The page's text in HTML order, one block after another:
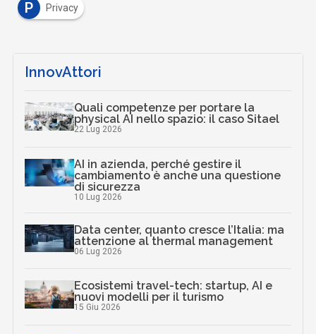
P
Privacy
InnovAttori
Quali competenze per portare la
physical AI nello spazio: il caso Sitael
22 Lug 2026
AI in azienda, perché gestire il
cambiamento è anche una questione
di sicurezza
10 Lug 2026
Data center, quanto cresce l’Italia: ma
attenzione al thermal management
06 Lug 2026
Ecosistemi travel-tech: startup, AI e
nuovi modelli per il turismo
15 Giu 2026